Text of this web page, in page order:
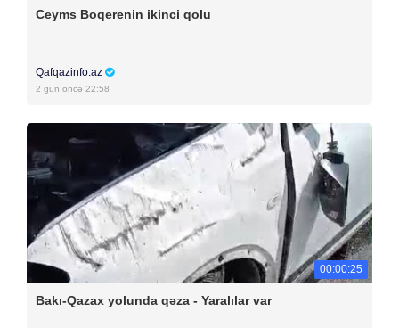
Ceyms Boqerenin ikinci qolu
Qafqazinfo.az
2 gün öncə 22:58
00:00:25
Bakı-Qazax yolunda qəza - Yaralılar var